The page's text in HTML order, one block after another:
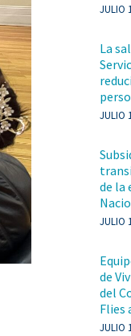
JULIO
La
JULIO
de la
JULIO
de
del
Flies
JULIO